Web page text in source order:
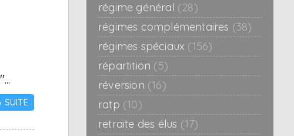
SUITE
régime général (28)
régimes complémentaires (38)
régimes spéciaux (156)
répartition (5)
réversion (16)
ratp (10)
retraite des élus (17)